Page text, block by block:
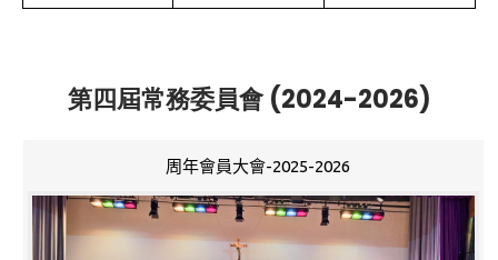
第四屆常務委員會 (2024-2026)
周年會員大會-2025-2026